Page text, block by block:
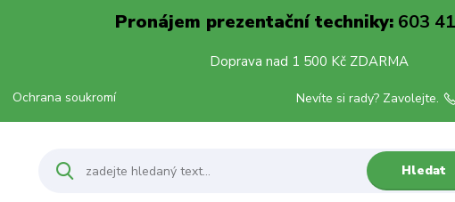
Pronájem prezentační techniky:603
Doprava nad 1 500 Kč ZDARMA
Ochrana soukromí
Hledat
Nevíte si rady? Zavolejte.